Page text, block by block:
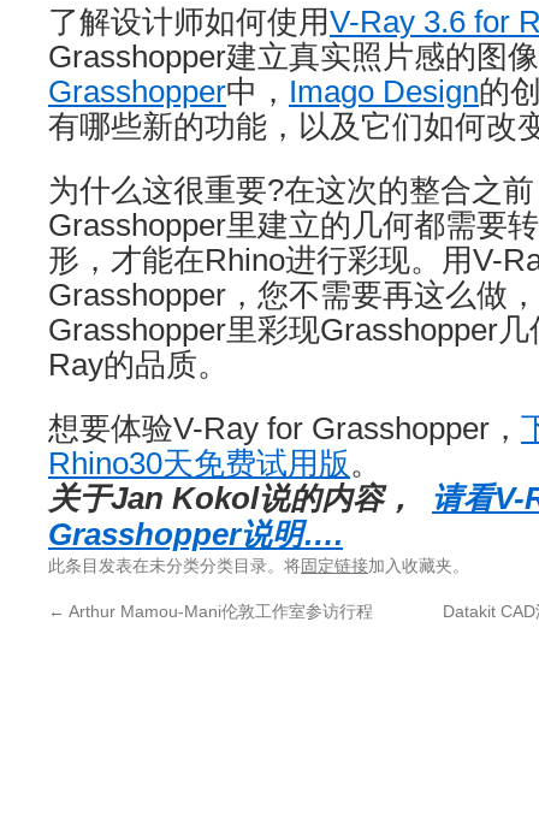
了解设计师如何使用V-Ray 3.6 for
Grasshopper建立真实照片感的图
Grasshopper中， Imago Design的
有哪些新的功能，以及它们如何改
为什么这很重要?在这次的整合之
Grasshopper里建立的几何都需要
形，才能在Rhino进行彩现。用V-
Grasshopper，您不需要再这么做
Grasshopper里彩现Grasshopper
Ray的品质。
想要体验V-Ray for Grasshopper，
Rhino30天免费试用版 。
关于Jan Kokol说的内容， 请看V-
Grasshopper说明….
此条目发表在未分类分类目录。将固定链接加入收藏夹。
← Arthur Mamou-Mani伦敦工作室参访行程 Datakit